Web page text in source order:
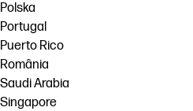
Polska
Portugal
Puerto Rico
România
Saudi Arabia
Singapore